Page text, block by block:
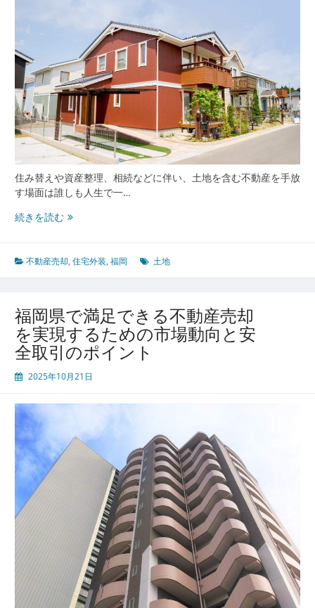
る
都
市
型
不
動
産
市
場
動
向
住み替えや資産整理、相続などに伴い、土地を含む不動産を手放
す場面は誰しも人生で一…
続きを読む福
失
敗
い
た
め
の
不
産
却
完
収
手
不動産売却,住宅外装,福岡 土地
福岡県で満足できる不動産売却
を実現するための市場動向と安
全取引のポイント
2025年10月21日